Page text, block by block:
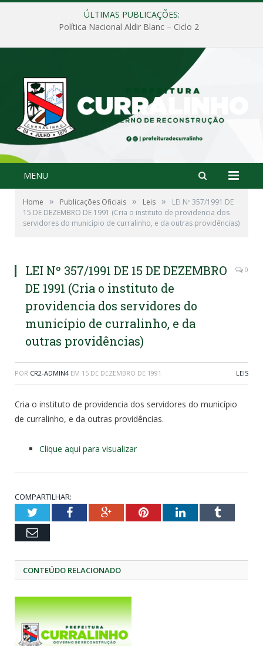
ÚLTIMAS PUBLICAÇÕES:
Política Nacional Aldir Blanc – Ciclo 2
MENU
Home » Publicações Oficiais » Leis »
LEI Nº 357/1991 DE
15 DE DEZEMBRO DE 1991 (Cria o instituto de providencia dos
servidores do município de curralinho, e da outras providências)
LEI Nº 357/1991 DE 15 DE DEZEMBRO
DE 1991 (Cria o instituto de
providencia dos servidores do
município de curralinho, e da
outras providências)
0
POR CR2-ADMIN4 EM 15 DE DEZEMBRO DE 1991 LEIS
Cria o instituto de providencia dos servidores do município
de curralinho, e da outras providências.
Clique aqui para visualizar
COMPARTILHAR:
TwitterFacebookGoogle+PinterestLinkedInTumblr
Email
CONTEÚDO RELACIONADO